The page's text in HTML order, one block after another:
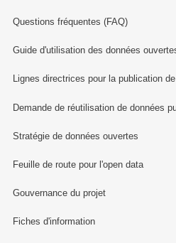
Questions fréquentes (FAQ)
Guide d'utilisation des données
Lignes directrices pour la publication
Demande de réutilisation de données
Stratégie de données ouvertes
Feuille de route pour l'open data
Gouvernance du projet
Fiches d'information